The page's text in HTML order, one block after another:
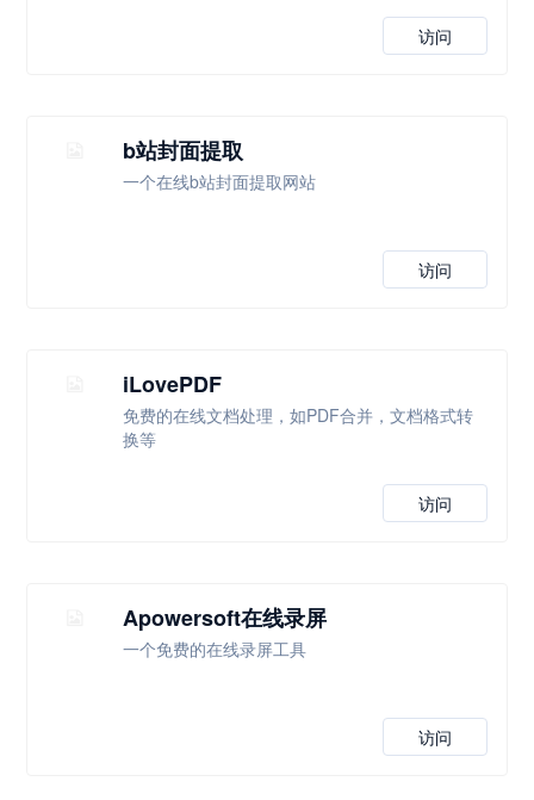
访问
b站封面提取
一个在线b站封面提取网站
访问
iLovePDF
免费的在线文档处理，如PDF合并，文档格式转
换等
访问
Apowersoft在线录屏
一个免费的在线录屏工具
访问